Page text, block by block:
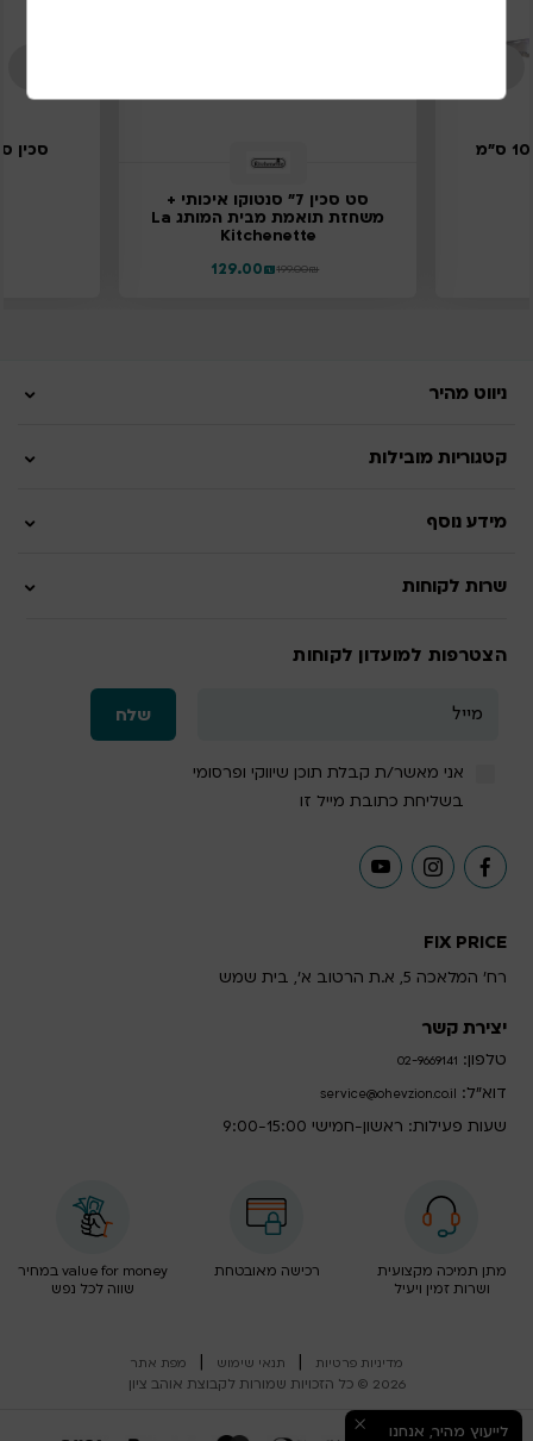
סט סכין 7" סנטוקו איכותי +
משחזת תואמת מבית המותג La
Kitchenette
₪
129.00 ₪
199.00
FIX PRICE
רח' המלאכה 5, א.ת הרטוב א', בית שמש
יצירת קשר
טלפון: 02-9669141
דוא”ל: service@ohevzion.co.il
שעות פעילות: ראשון-חמישי 9:00-15:00
ניווט מהיר
קטגוריות מובילות
מידע נוסף
שרות לקוחות
הצטרפות למועדון לקוחות
אני מאשר/ת קבלת תוכן שיווקי ופרסומי
בשליחת כתובת מייל זו
מתן תמיכה מקצועית
ושרות זמין ויעיל
רכישה מאובטחת
value for money במחיר
שווה לכל נפש
מדיניות פרטיות | תנאי שימוש | מפת אתר
2026 © כל הזכויות שמורות לקבוצת אוהב ציון
לייעוץ מהיר, אנחנו